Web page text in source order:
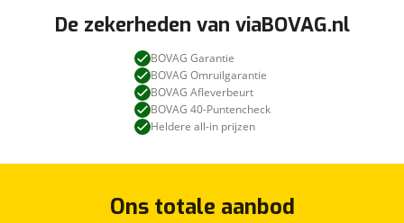
De zekerheden van viaBOVAG.nl
BOVAG Garantie
BOVAG Omruilgarantie
BOVAG Afleverbeurt
BOVAG 40-Puntencheck
Heldere all-in prijzen
Ons totale aanbod